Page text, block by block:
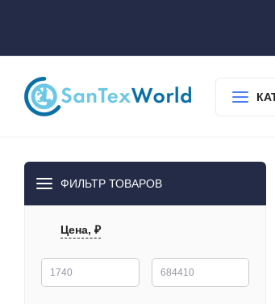
ФИЛЬТР ТОВАРОВ
Цена, ₽